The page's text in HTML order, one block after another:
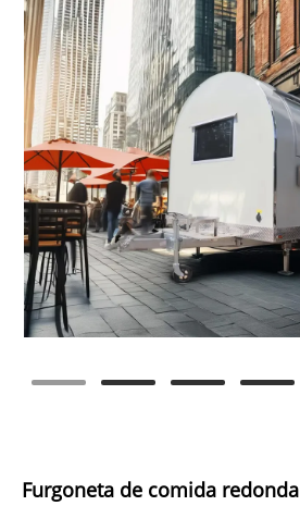
Furgoneta de comida redonda